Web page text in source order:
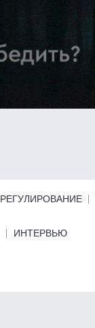
РЕГУЛИРОВАНИЕ
ИНТЕРВЬЮ